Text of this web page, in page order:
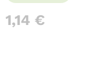
1,14 €